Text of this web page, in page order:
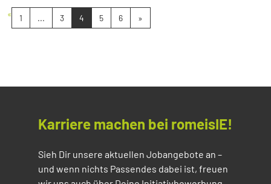
« 1 ... 3 4 5 6 »
Karriere machen bei romeisIE!
Sieh Dir unsere aktuellen Jobangebote an –
und wenn nichts Passendes dabei ist, freuen